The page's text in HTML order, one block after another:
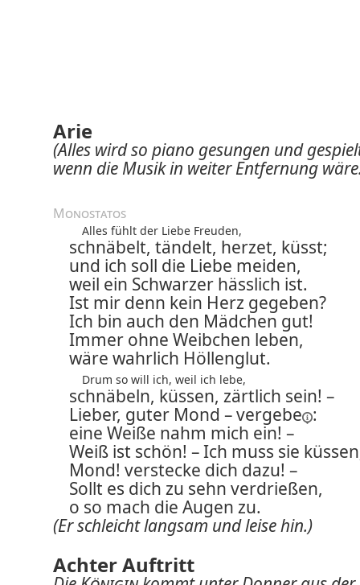
Arie
(Alles wird so piano gesungen und
wenn die Musik in weiter Entfernung
Monostatos
Alles fühlt der Liebe Freuden,
schnäbelt, tändelt, herzet, küsst;
und ich soll die Liebe meiden,
weil ein Schwarzer hässlich ist.
Ist mir denn kein Herz gegeben?
Ich bin auch den Mädchen gut!
Immer ohne Weibchen leben,
wäre wahrlich Höllenglut.
Drum so will ich, weil ich lebe,
schnäbeln, küssen, zärtlich sein! –
Lieber, guter Mond –vergebe :
eine Weiße nahm mich ein! –
Weiß ist schön! – Ich muss sie
Mond! verstecke dich dazu! –
Sollt es dich zu sehn verdrießen,
o so mach die Augen zu.
(Er schleicht langsam und leise hin.)
Achter Auftritt